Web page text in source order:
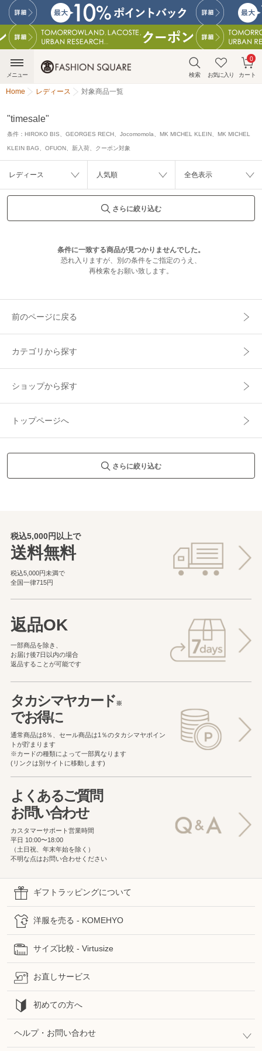
検索 お気に入り カート
0
メニュー
Home レディース 対象商品一覧
"timesale"
条件： HIROKO BIS、GEORGES RECH、Jocomomola、MK MICHEL KLEIN、MK MICHEL
KLEIN BAG、OFUON、新入荷、クーポン対象
レディース 人気順 全色表示
さらに絞り込む
条件に一致する商品が見つかりませんでした。
恐れ入りますが、別の条件をご指定のうえ、
再検索をお願い致します。
前のページに戻る
カテゴリから探す
ショップから探す
トップページへ
さらに絞り込む
税込5,000円以上で
送料無料
税込5,000円未満で
全国一律715円
返品OK
一部商品を除き、
お届け後7日以内の場合
返品することが可能です
タカシマヤカード※
でお得に
通常商品は8％、セール商品は1％のタカシマヤポイン
トが貯まります
※カードの種類によって一部異なります
(リンクは別サイトに移動します)
よくあるご質問
お問い合わせ
カスタマーサポート営業時間
平日 10:00〜18:00
（土日祝、年末年始を除く）
不明な点はお問い合わせください
ギフトラッピングについて
洋服を売る - KOMEHYO
サイズ比較 - Virtusize
お直しサービス
初めての方へ
ヘルプ・お問い合わせ